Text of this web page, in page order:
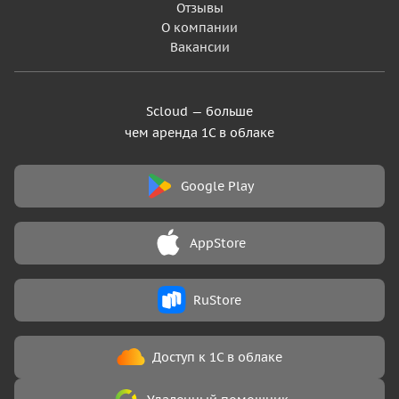
О компании
Отзывы
Вакансии
Scloud — больше
чем аренда 1С в облаке
Доступ к 1С в облаке
Google Play
AppStore
RuStore